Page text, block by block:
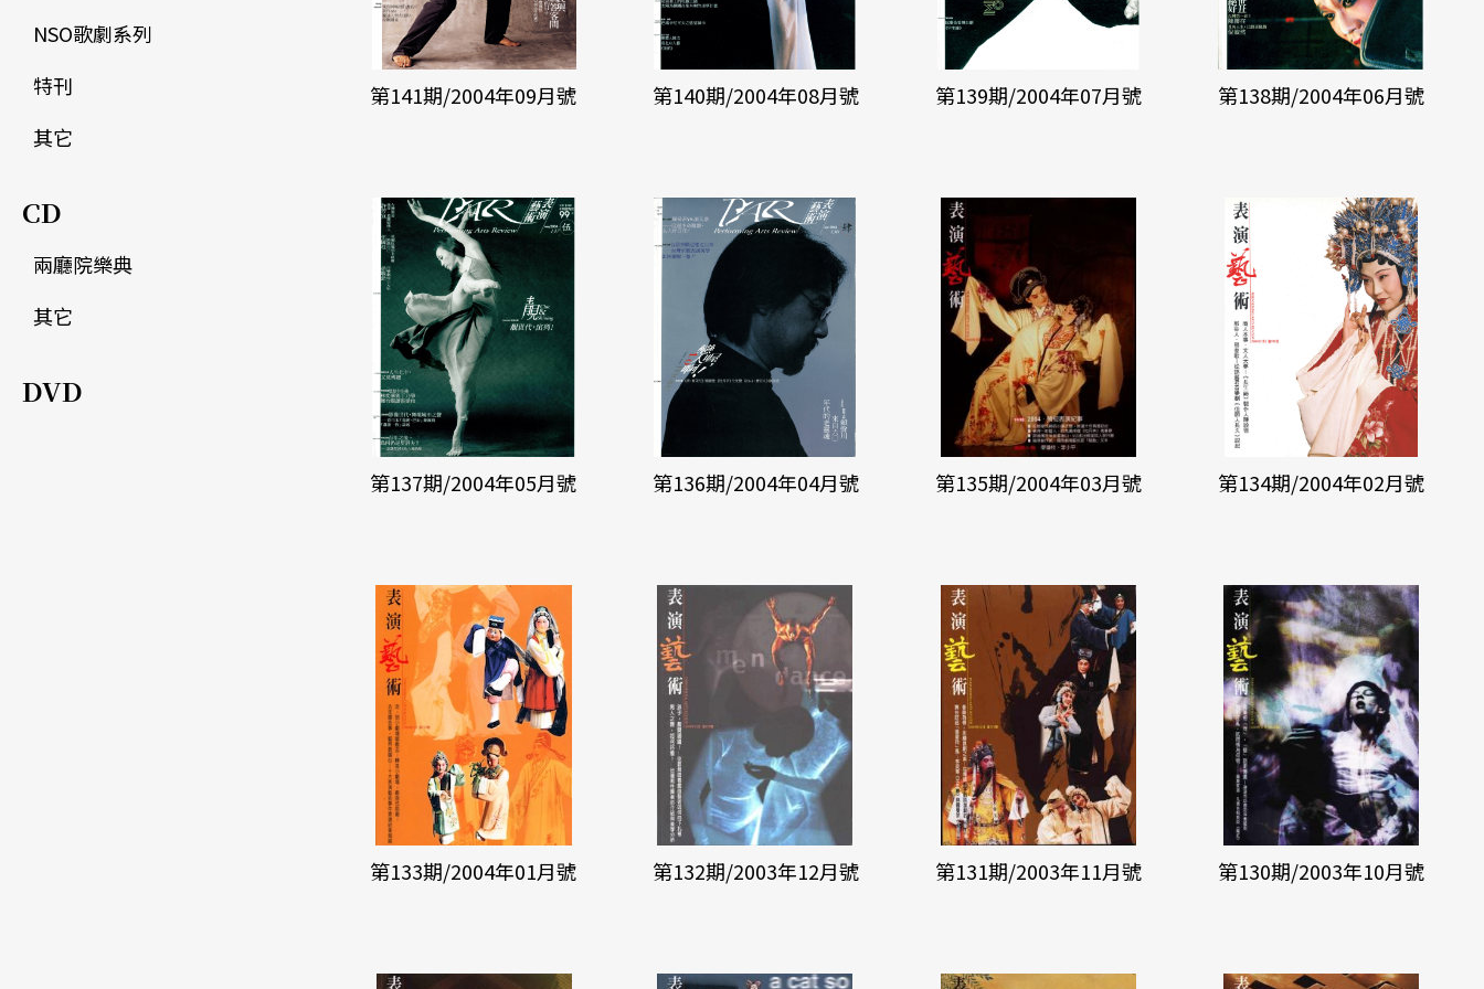
NSO歌劇系列
特刊
其它
CD
兩廳院樂典
其它
DVD
第141期/2004年09月號 第140期/2004年08月號 第139期/2004年07月號 第138期/2004年06月號
第137期/2004年05月號 第136期/2004年04月號 第135期/2004年03月號 第134期/2004年02月號
第133期/2004年01月號 第132期/2003年12月號 第131期/2003年11月號 第130期/2003年10月號